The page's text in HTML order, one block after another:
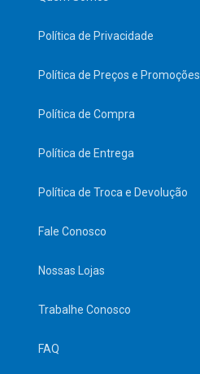
Política de Privacidade
Política de Preços e Promoções
Política de Compra
Política de Entrega
Política de Troca e Devolução
Fale Conosco
Nossas Lojas
Trabalhe Conosco
FAQ